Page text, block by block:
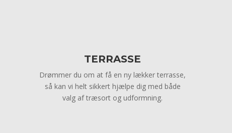
TERRASSE
Drømmer du om at få en ny lækker terrasse,
så kan vi helt sikkert hjælpe dig med både
valg af træsort og udformning.